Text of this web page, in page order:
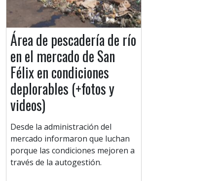
Área de pescadería de río
en el mercado de San
Félix en condiciones
deplorables (+fotos y
videos)
Desde la administración del
mercado informaron que luchan
porque las condiciones mejoren a
través de la autogestión.